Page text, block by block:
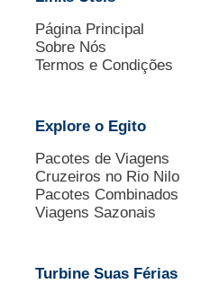
Página Principal
Sobre Nós
Termos e Condições
Explore o Egito
Pacotes de Viagens
Cruzeiros no Rio Nilo
Pacotes Combinados
Viagens Sazonais
Turbine Suas Férias